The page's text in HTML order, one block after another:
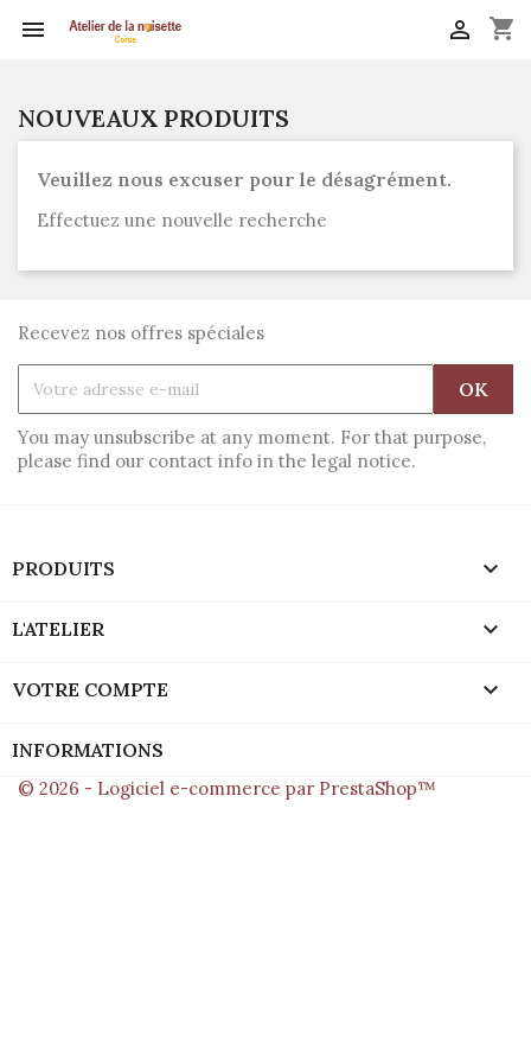
 shopping_cart

NOUVEAUX PRODUITS
Veuillez nous excuser pour le désagrément.
Effectuez une nouvelle recherche
Recevez nos offres spéciales
You may unsubscribe at any moment. For that purpose,
please find our contact info in the legal notice.
PRODUITS 
L'ATELIER 
VOTRE COMPTE 
INFORMATIONS
© 2026 - Logiciel e-commerce par PrestaShop™